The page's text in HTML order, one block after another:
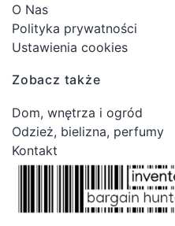
O Nas
Polityka prywatności
Ustawienia cookies
Zobacz także
Dom, wnętrza i ogród
Odzież, bielizna, perfumy
Kontakt